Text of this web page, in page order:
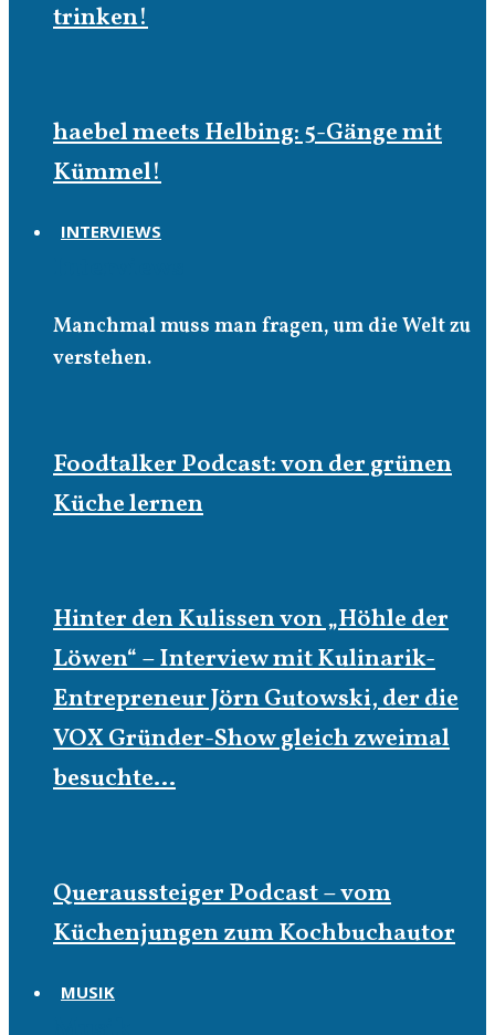
trinken!
haebel meets Helbing: 5-Gänge mit
Kümmel!
INTERVIEWS
Manchmal muss man fragen, um die Welt zu
verstehen.
Foodtalker Podcast: von der grünen
Küche lernen
Hinter den Kulissen von „Höhle der
Löwen“ – Interview mit Kulinarik-
Entrepreneur Jörn Gutowski, der die
VOX Gründer-Show gleich zweimal
besuchte…
Queraussteiger Podcast – vom
Küchenjungen zum Kochbuchautor
MUSIK